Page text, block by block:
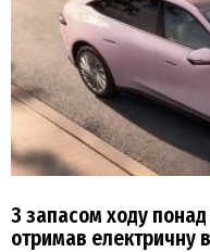
З запасом ходу
отримав електричну